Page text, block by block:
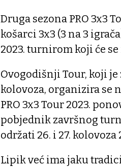
Druga sezona PRO 3x3
košarci 3x3 (3 na 3
2023. turnirom koji će
Ovogodišnji Tour, koji je
kolovoza, organizira se
PRO 3x3 Tour 2023.
pobjednik završnog
održati 26. i 27.
Lipik već ima jaku